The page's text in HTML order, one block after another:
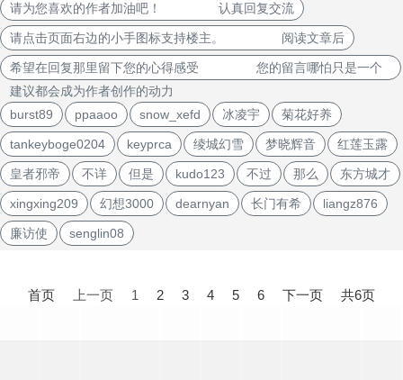
请为您喜欢的作者加油吧！ 认真回复交流
请点击页面右边的小手图标支持楼主。 阅读文章后
希望在回复那里留下您的心得感受 您的留言哪怕只是一个
建议都会成为作者创作的动力
burst89
ppaaoo snow_xefd 冰凌宇 菊花好养
tankeyboge0204 keyprca 绫城幻雪 梦晓辉音 红莲玉露
皇者邪帝 不详 但是 kudo123 不过 那么 东方城才
xingxing209 幻想3000 dearnyan 长门有希 liangz876
廉访使 senglin08
首页 上一页 1 2 3 4 5 6 下一页 共6页